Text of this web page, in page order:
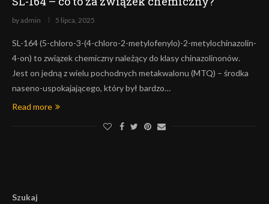
byadmin 5 lipca, 2025
SL-164 (5-chloro-3-(4-chloro-2-metylofenylo)-2-metylochinazolin-
4-on) to związek chemiczny należący do klasy chinazolinonów.
Jest on jedną z wielu pochodnych metakwalonu (MTQ) – środka
naseno-uspokajającego, który był bardzo…
Read more
Szukaj